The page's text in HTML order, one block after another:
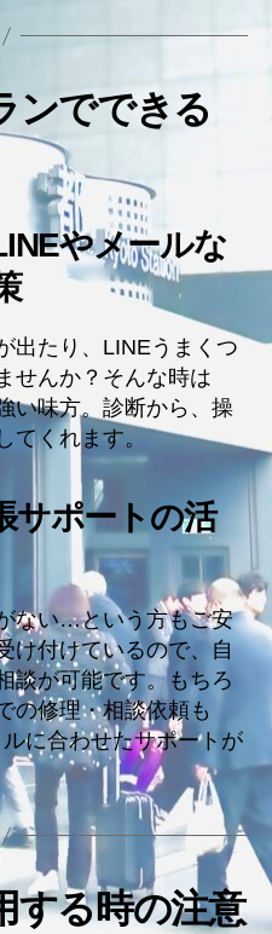
ンでできる
やメールな
出たり、LINEうまくつ
せんか？そんな時は
い味方。診断から、操
てくれます。
サポートの活
ない…という方もご安
け付けているので、自
談が可能です。もちろ
の修理・相談依頼も
に合わせたサポートが
する時の注意